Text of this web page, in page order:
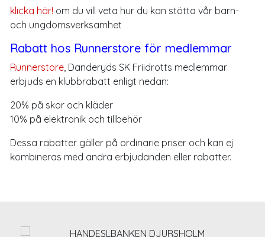
klicka här! om du vill veta hur du kan stötta vår barn-
och ungdomsverksamhet
Rabatt hos Runnerstore för medlemmar
Runnerstore , Danderyds SK Friidrotts medlemmar
erbjuds en klubbrabatt enligt nedan:
20% på skor och kläder
10% på elektronik och tillbehör
Dessa rabatter gäller på ordinarie priser och kan ej
kombineras med andra erbjudanden eller rabatter.